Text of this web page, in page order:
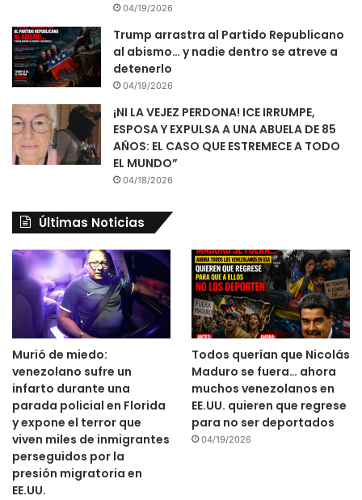
04/19/2026
Trump arrastra al Partido Republicano
al abismo… y nadie dentro se atreve a
detenerlo
04/19/2026
¡NI LA VEJEZ PERDONA! ICE IRRUMPE,
ESPOSA Y EXPULSA A UNA ABUELA DE 85
AÑOS: EL CASO QUE ESTREMECE A TODO
EL MUNDO”
04/18/2026
Últimas Noticias
Murió de miedo:
venezolano sufre un
infarto durante una
parada policial en Florida
y expone el terror que
viven miles de inmigrantes
perseguidos por la
presión migratoria en
EE.UU.
Todos querían que Nicolás
Maduro se fuera… ahora
muchos venezolanos en
EE.UU. quieren que regrese
para no ser deportados
04/19/2026